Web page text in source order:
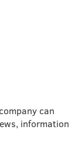
can
information